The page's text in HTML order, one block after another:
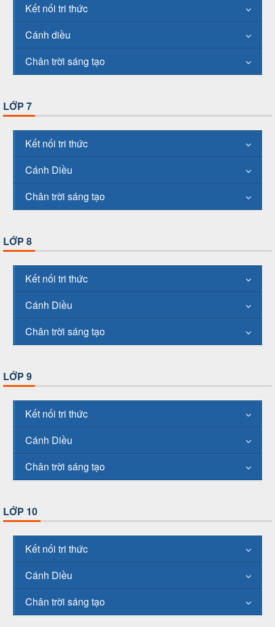
Kết nối tri thức
Cánh diều
Chân trời sáng tạo
LỚP 7
Kết nối tri thức
Cánh Diều
Chân trời sáng tạo
LỚP 8
Kết nối tri thức
Cánh Diều
Chân trời sáng tạo
LỚP 9
Kết nối tri thức
Cánh Diều
Chân trời sáng tạo
LỚP 10
Kết nối tri thức
Cánh Diều
Chân trời sáng tạo